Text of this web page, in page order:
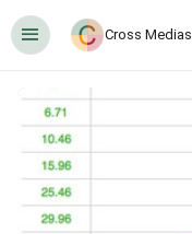
󰍜 Cross Medias